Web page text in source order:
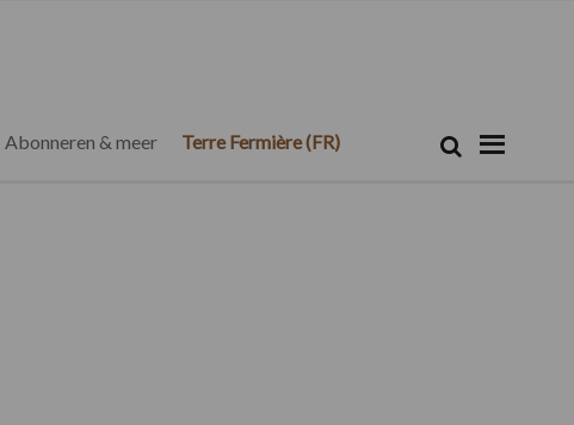
Abonneren & meer Terre Fermière (FR) Zoek